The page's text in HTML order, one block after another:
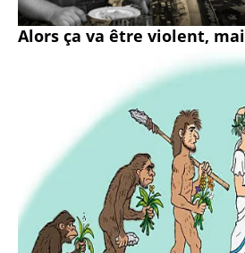
Alors ça va être violent,